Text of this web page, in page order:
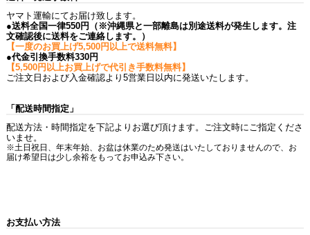
ヤマト運輸にてお届け致します。
●送料全国一律550円（※沖縄県と一部離島は別途送料が発生します。注
文確認後に送料をご連絡します。）
【一度のお買上げ5,500円以上で送料無料】
●代金引換手数料330円
【5,500円以上お買上げで代引き手数料無料】
ご注文日および入金確認より5営業日以内に発送いたします。
「配送時間指定」
配送方法・時間指定を下記よりお選び頂けます。ご注文時にご指定くださ
いませ。
※土日祝日、年末年始、お盆は休業のため発送はいたしておりませんので、お
届け希望日は少し余裕をもってお申込み下さい。
お支払い方法